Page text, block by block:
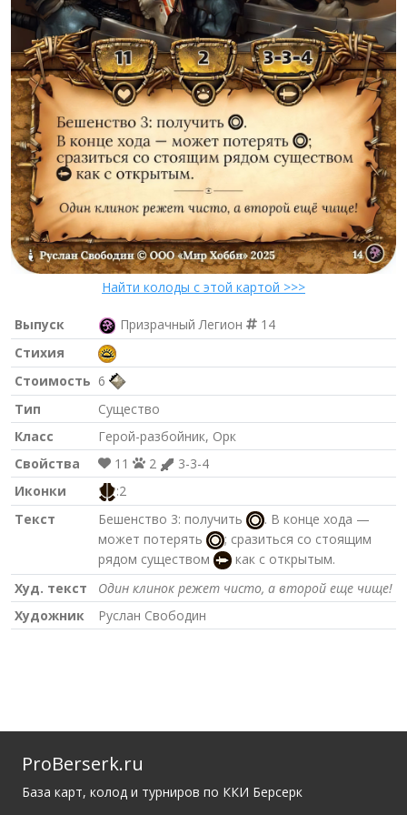
Найти колоды с этой картой >>>
Выпуск Призрачный Легион
14
Стихия
Стоимость 6
Тип
Существо
Класс
Герой-разбойник, Орк
Свойства
11 2
3-3-4
Иконки
:2
Текст
Бешенство 3: получить
. В конце хода —
может потерять
; сразиться со стоящим
рядом существом
как с открытым.
Худ. текст
Один клинок режет чисто, а второй еще чище!
Художник
Руслан Свободин
ProBerserk.ru
База карт, колод и турниров по ККИ Берсерк